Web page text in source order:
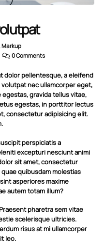
Markup
0 Comments
dolor pellentesque, a eleifend
nec ullamcorper eget,
gravida tellus vitae,
egestas, in porttitor lectus
consectetur adipisicing elit.
perspiciatis a
excepturi nesciunt animi
sit amet, consectetur
quibusdam molestias
asperiores maxime
autem totam illum?
pharetra sem vitae
scelerisque ultricies.
risus at mi ullamcorper
leo.